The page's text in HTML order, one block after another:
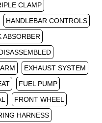
CLAMP
HANDLEBAR CONTROLS
ABSORBER
EXHAUST SYSTEM
FUEL PUMP
FRONT WHEEL
HARNESS